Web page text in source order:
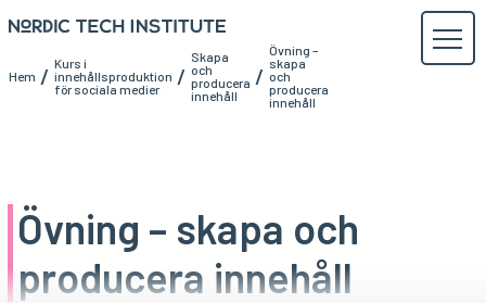
Hem / Kurs i
innehållsproduktion
för sociala medier
/
Skapa
och
producera
innehåll
/
Övning –
skapa
och
producera
innehåll
Övning – skapa och
producera innehåll